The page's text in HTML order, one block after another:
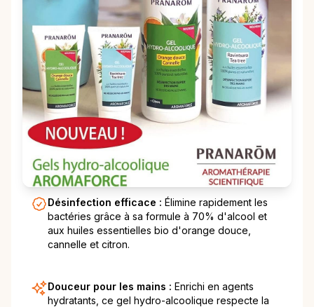
Désinfection efficace : Élimine rapidement les
bactéries grâce à sa formule à 70% d'alcool et
aux huiles essentielles bio d'orange douce,
cannelle et citron.
Douceur pour les mains : Enrichi en agents
hydratants, ce gel hydro-alcoolique respecte la